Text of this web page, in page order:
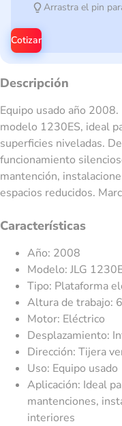
Arrastra el pin
Cotizar
Descripción
Equipo usado año
modelo 1230ES, ideal
superficies niveladas.
funcionamiento
mantención,
espacios reducidos.
Características
Año: 2008
Modelo: JLG
Tipo: Plataforma
Altura de trabajo:
Motor: Eléctrico
Desplazamiento:
Dirección: Tijera
Uso: Equipo usado
Aplicación: Ideal
mantenciones,
interiores